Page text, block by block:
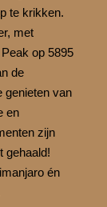
te krikken.
met
op 5895
de
genieten van
en
zijn
gehaald!
én